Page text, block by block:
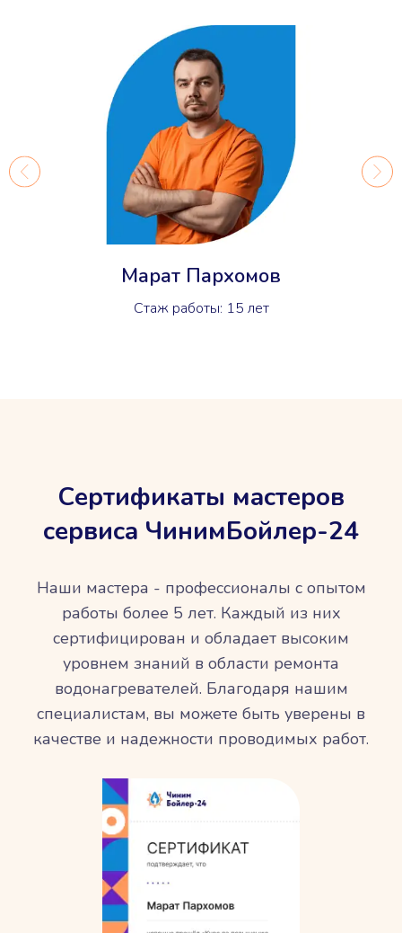
Марат Пархомов
Стаж работы: 15 лет
Сертификаты мастеров
сервиса ЧинимБойлер-24
Наши мастера - профессионалы с опытом
работы более 5 лет. Каждый из них
сертифицирован и обладает высоким
уровнем знаний в области ремонта
водонагревателей. Благодаря нашим
специалистам, вы можете быть уверены в
качестве и надежности проводимых работ.